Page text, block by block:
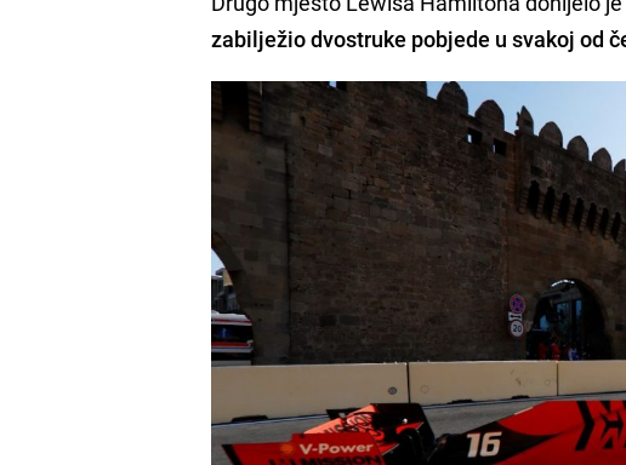
zabilježio dvostruke pobjede u svakoj od